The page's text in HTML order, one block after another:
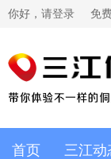
你好， 请登录 免
首页 三江动